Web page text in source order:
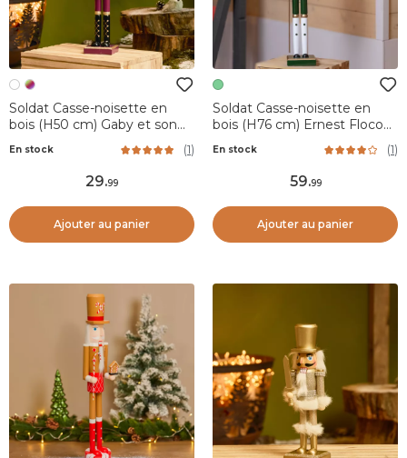
Soldat Casse-noisette en
bois (H50 cm) Gaby et son
En stock (1)
29.99
Ajouter au panier
Soldat Casse-noisette en
bois (H76 cm) Ernest Flocon
En stock (1)
59.99
Ajouter au panier